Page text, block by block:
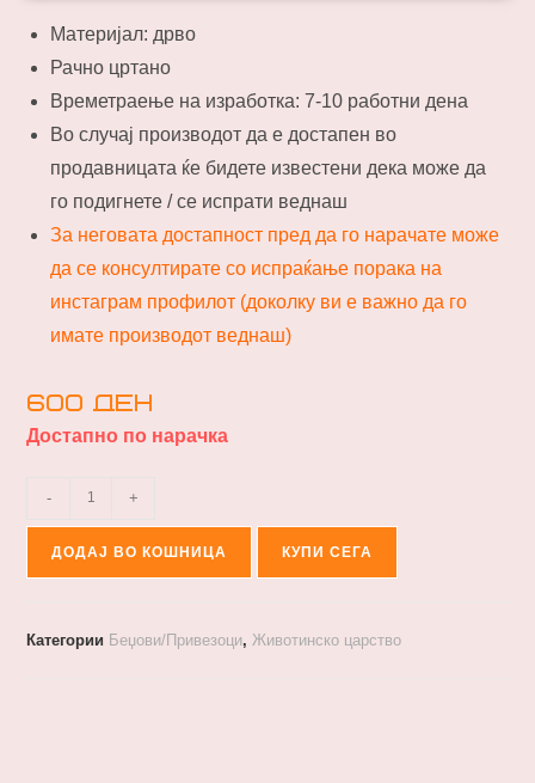
Материјал: дрво
Рачно цртано
Времетраење на изработка: 7-10 работни дена
Во случај производот да е достапен во
продавницата ќе бидете известени дека може да
го подигнете / се испрати веднаш
За неговата достапност пред да го нарачате може
да се консултирате со испраќање порака на
инстаграм профилот (доколку ви е важно да го
имате производот веднаш)
600ден
Достапно по нарачка
- +
ДОДАЈ ВО КОШНИЦА КУПИ СЕГА
Категории Беџови/Привезоци, Животинско царство